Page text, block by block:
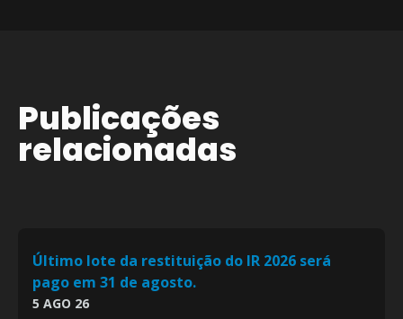
Publicações
relacionadas
Último lote da restituição do IR 2026 será
pago em 31 de agosto.
5 AGO 26